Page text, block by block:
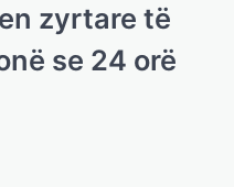
zyrtare të
se 24 orë